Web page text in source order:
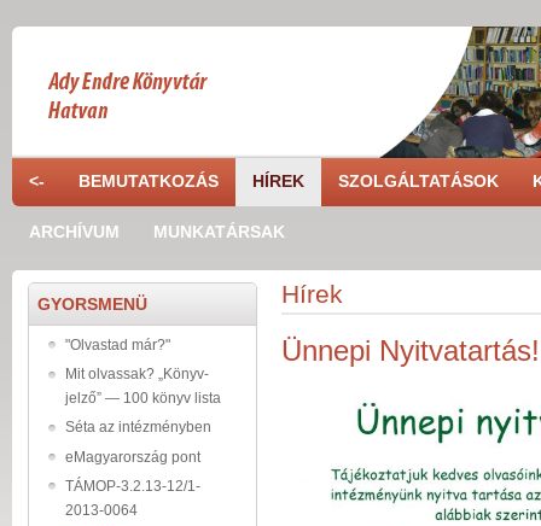
<- BEMUTATKOZÁS HÍREK SZOLGÁLTATÁSOK
ARCHÍVUM MUNKATÁRSAK
Hírek
Ünnepi Nyitvatartás!
GYORSMENÜ
"Olvastad már?"
Mit olvassak? „Könyv-
jelző” — 100 könyv lista
Séta az intézményben
eMagyarország pont
TÁMOP-3.2.13-12/1-
2013-0064